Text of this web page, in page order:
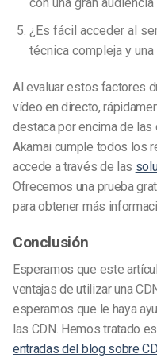
con una gran
¿Es fácil acceder al
técnica compleja y
Al evaluar estos factores
vídeo en directo,
destaca por encima de las
Akamai cumple todos los
accede a través de las
Ofrecemos una prueba
para obtener más
Conclusión
Esperamos que este
ventajas de utilizar una
esperamos que le haya
las CDN. Hemos tratado
entradas del blog sobre